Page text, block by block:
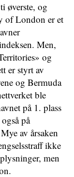
øverste, og
of London er et
Men,
og
er styrt av
og Bermuda
ble
på 1. plass
på
av årsaken
ikke
men